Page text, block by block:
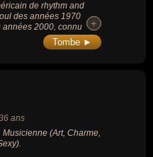
de rhythm and
des années 1970
2000, connu
suave, et ses chansons
Give Ya Up » (1973), «
+
+
Tombe ►
ans
(Art, Charme,